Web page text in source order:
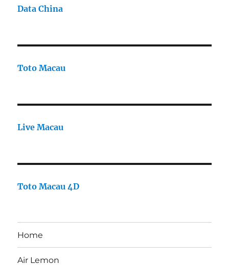
Data China
Toto Macau
Live Macau
Toto Macau 4D
Home
Air Lemon